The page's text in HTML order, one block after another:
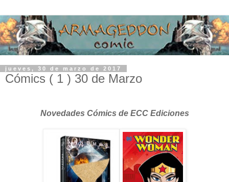
jueves, 30 de marzo de 2017
Cómics ( 1 ) 30 de Marzo
Novedades Cómics de ECC Ediciones